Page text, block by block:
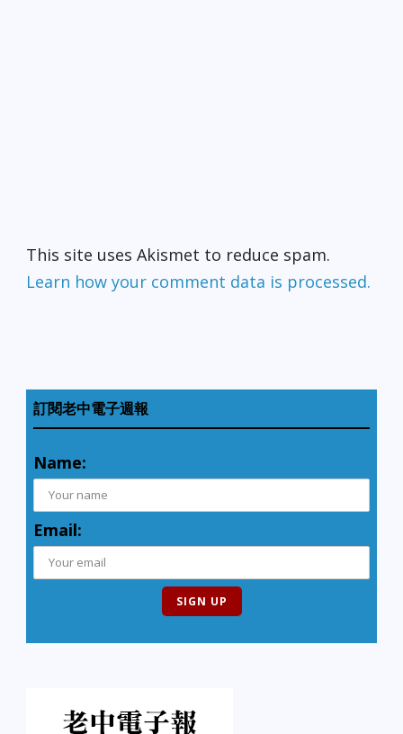
This site uses Akismet to reduce spam.
Learn how your comment data is processed.
訂閱老中電子週報
Name:
Email: